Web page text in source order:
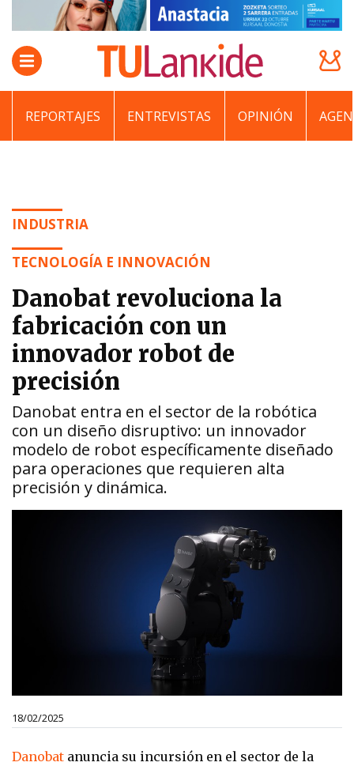
REPORTAJES ENTREVISTAS OPINIÓN
INDUSTRIA
TECNOLOGÍA E INNOVACIÓN
Danobat revoluciona la
fabricación con un
innovador robot de
precisión
Danobat entra en el sector de la robótica
con un diseño disruptivo: un innovador
modelo de robot específicamente diseñado
para operaciones que requieren alta
precisión y dinámica.
18/02/2025
Danobat anuncia su incursión en el sector de la